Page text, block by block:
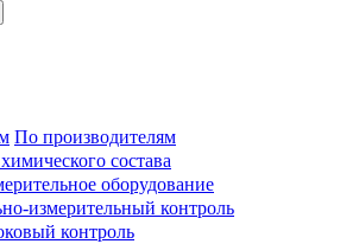
По производителям
состава
оборудование
измерительный контроль
контроль